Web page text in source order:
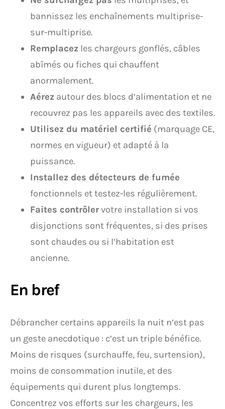
bannissez les enchaînements multiprise-
sur-multiprise.
Remplacez les chargeurs gonflés, câbles
abîmés ou fiches qui chauffent
anormalement.
Aérez autour des blocs d’alimentation et ne
recouvrez pas les appareils avec des textiles.
Utilisez du matériel certifié (marquage CE,
normes en vigueur) et adapté à la
puissance.
Installez des détecteurs de fumée
fonctionnels et testez-les régulièrement.
Faites contrôlervotre installation si vos
disjonctions sont fréquentes, si des prises
sont chaudes ou si l’habitation est
ancienne.
En bref
Débrancher certains appareils la nuit n’est pas
un geste anecdotique : c’est un triple bénéfice.
Moins de risques (surchauffe, feu, surtension),
moins de consommation inutile, et des
équipements qui durent plus longtemps.
Concentrez vos efforts sur les chargeurs, les